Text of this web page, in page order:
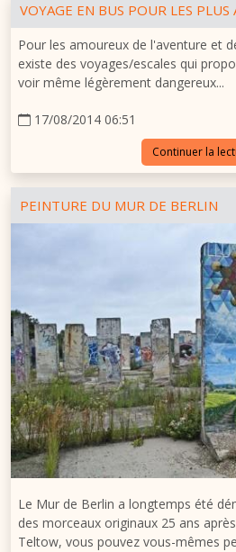
VOYAGE EN BUS POUR LES PLUS
Pour les amoureux de l'aventure et
existe des voyages/escales qui
voir même légèrement dangereux...
17/08/2014 06:51
Continuer la
PEINTURE DU MUR DE BERLIN
Le Mur de Berlin a longtemps été
des morceaux originaux 25 ans
Teltow, vous pouvez vous-mêmes